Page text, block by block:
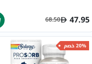
47.95
68.50
20% خصم